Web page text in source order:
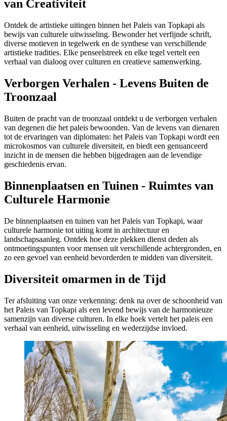
van Creativiteit
Ontdek de artistieke uitingen binnen het Paleis van Topkapi als
bewijs van culturele uitwisseling. Bewonder het verfijnde schrift,
diverse motieven in tegelwerk en de synthese van verschillende
artistieke tradities. Elke penseelstreek en elke tegel vertelt een
verhaal van dialoog over culturen en creatieve samenwerking.
Verborgen Verhalen - Levens Buiten de
Troonzaal
Buiten de pracht van de troonzaal ontdekt u de verborgen verhalen
van degenen die het paleis bewoonden. Van de levens van dienaren
tot de ervaringen van diplomaten: het Paleis van Topkapi wordt een
microkosmos van culturele diversiteit, en biedt een genuanceerd
inzicht in de mensen die hebben bijgedragen aan de levendige
geschiedenis ervan.
Binnenplaatsen en Tuinen - Ruimtes van
Culturele Harmonie
De binnenplaatsen en tuinen van het Paleis van Topkapi, waar
culturele harmonie tot uiting komt in architectuur en
landschapsaanleg. Ontdek hoe deze plekken dienst deden als
ontmoetingspunten voor mensen uit verschillende achtergronden, en
zo een gevoel van eenheid bevorderden te midden van diversiteit.
Diversiteit omarmen in de Tijd
Ter afsluiting van onze verkenning: denk na over de schoonheid van
het Paleis van Topkapi als een levend bewijs van de harmonieuze
samenzijn van diverse culturen. In elke hoek vertelt het paleis een
verhaal van eenheid, uitwisseling en wederzijdse invloed.